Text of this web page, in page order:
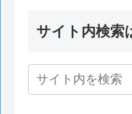
サイト内検索